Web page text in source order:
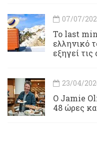
07/07/
Το last
ελληνικό
εξηγεί
23/04/
Ο Jamie
48 ώρες